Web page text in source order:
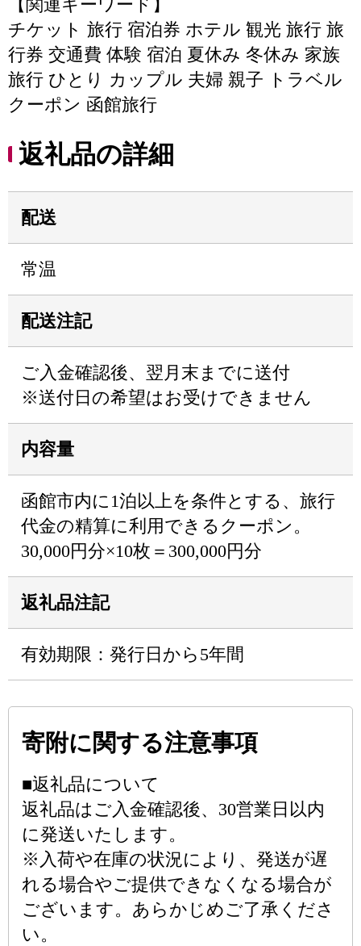
【関連キーワード】
チケット 旅行 宿泊券 ホテル 観光 旅行 旅
行券 交通費 体験 宿泊 夏休み 冬休み 家族
旅行 ひとり カップル 夫婦 親子 トラベル
クーポン 函館旅行
返礼品の詳細
配送
常温
配送注記
ご入金確認後、翌月末までに送付
※送付日の希望はお受けできません
内容量
函館市内に1泊以上を条件とする、旅行
代金の精算に利用できるクーポン。
30,000円分×10枚＝300,000円分
返礼品注記
有効期限：発行日から5年間
寄附に関する注意事項
■返礼品について
返礼品はご入金確認後、30営業日以内
に発送いたします。
※入荷や在庫の状況により、発送が遅
れる場合やご提供できなくなる場合が
ございます。あらかじめご了承くださ
い。